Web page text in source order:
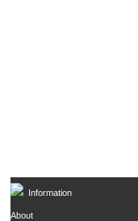
Information
About